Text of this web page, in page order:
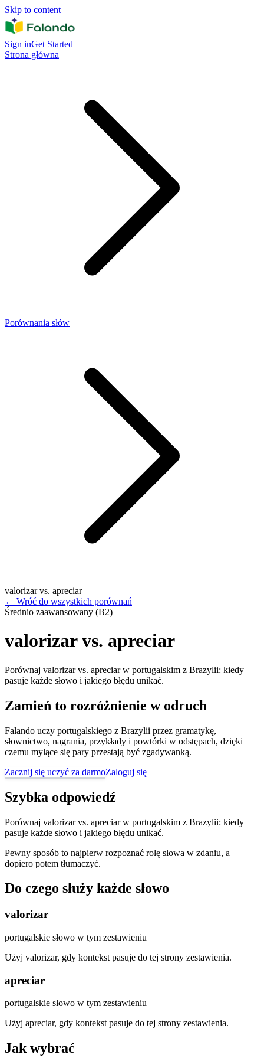
Skip to content
Sign inGet Started
Strona główna
Porównania słów
valorizar vs. apreciar
← Wróć do wszystkich porównań
Średnio zaawansowany (B2)
valorizar vs. apreciar
Porównaj valorizar vs. apreciar w portugalskim z Brazylii: kiedy
pasuje każde słowo i jakiego błędu unikać.
Zamień to rozróżnienie w odruch
Falando uczy portugalskiego z Brazylii przez gramatykę,
słownictwo, nagrania, przykłady i powtórki w odstępach, dzięki
czemu mylące się pary przestają być zgadywanką.
Zacznij się uczyć za darmoZaloguj się
Szybka odpowiedź
Porównaj valorizar vs. apreciar w portugalskim z Brazylii: kiedy
pasuje każde słowo i jakiego błędu unikać.
Pewny sposób to najpierw rozpoznać rolę słowa w zdaniu, a
dopiero potem tłumaczyć.
Do czego służy każde słowo
valorizar
portugalskie słowo w tym zestawieniu
Użyj valorizar, gdy kontekst pasuje do tej strony zestawienia.
apreciar
portugalskie słowo w tym zestawieniu
Użyj apreciar, gdy kontekst pasuje do tej strony zestawienia.
Jak wybrać